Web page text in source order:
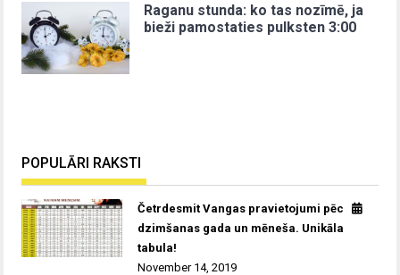
Raganu stunda: ko tas nozīmē, ja
bieži pamostaties pulksten 3:00
POPULĀRI RAKSTI
Četrdesmit Vangas pravietojumi pēc
dzimšanas gada un mēneša. Unikāla
tabula!
November 14, 2019